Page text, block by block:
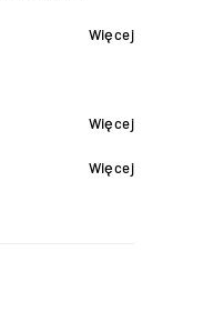
Więcej
Więcej
Więcej